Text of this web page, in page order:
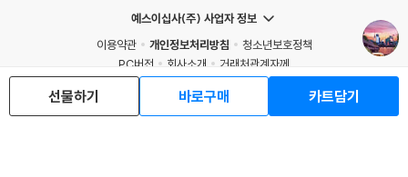
선물하기 바로구매 카트담기
예스이십사(주) 사업자 정보
이용약관
개인정보처리방침
청소년보호정책
PC버전
회사소개
거래처관계자께
Copyright © YES24 Corp. All Rights Reserved.